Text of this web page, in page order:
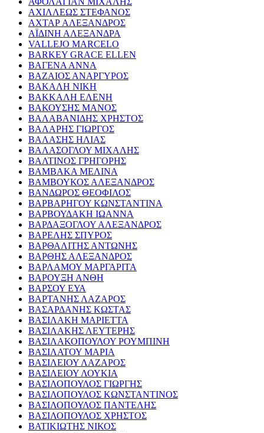
ΑΧΙΛΛΕΩΣ ΣΤΕΦΑΝΟΣ
ΑΧΤΑΡ ΑΛΕΞΑΝΔΡΟΣ
ΑΪΔΙΝΗ ΑΛΕΞΑΝΔΡΑ
VALLEJO MARCELO
BARKEY GRACE ELLEN
ΒΑΓΕΝΑ ΑΝΝΑ
ΒΑΖΑΙΟΣ ΑΝΑΡΓΥΡΟΣ
ΒΑΚΑΛΗ ΝΙΚΗ
ΒΑΚΚΑΛΗ ΕΛΕΝΗ
ΒΑΚΟΥΣΗΣ ΜΑΝΟΣ
ΒΑΛΑΒΑΝΙΔΗΣ ΧΡΗΣΤΟΣ
ΒΑΛΑΡΗΣ ΓΙΩΡΓΟΣ
ΒΑΛΑΣΗΣ ΗΛΙΑΣ
ΒΑΛΑΣΟΓΛΟΥ ΜΙΧΑΛΗΣ
ΒΑΛΤΙΝΟΣ ΓΡΗΓΟΡΗΣ
ΒΑΜΒΑΚΑ ΜΕΛΙΝΑ
ΒΑΜΒΟΥΚΟΣ ΑΛΕΞΑΝΔΡΟΣ
ΒΑΝΔΩΡΟΣ ΘΕΟΦΙΛΟΣ
ΒΑΡΒΑΡΗΓΟΥ ΚΩΝΣΤΑΝΤΙΝΑ
ΒΑΡΒΟΥΔΑΚΗ ΙΩΑΝΝΑ
ΒΑΡΔΑΞΟΓΛΟΥ ΑΛΕΞΑΝΔΡΟΣ
ΒΑΡΕΛΗΣ ΣΠΥΡΟΣ
ΒΑΡΘΑΛΙΤΗΣ ΑΝΤΩΝΗΣ
ΒΑΡΘΗΣ ΑΛΕΞΑΝΔΡΟΣ
ΒΑΡΛΑΜΟΥ ΜΑΡΓΑΡΙΤΑ
ΒΑΡΟΥΞΗ ΑΝΘΗ
ΒΑΡΣΟΥ ΕΥΑ
ΒΑΡΤΑΝΗΣ ΛΑΖΑΡΟΣ
ΒΑΣΑΡΔΑΝΗΣ ΚΩΣΤΑΣ
ΒΑΣΙΛΑΚΗ ΜΑΡΙΕΤΤΑ
ΒΑΣΙΛΑΚΗΣ ΛΕΥΤΕΡΗΣ
ΒΑΣΙΛΑΚΟΠΟΥΛΟΥ ΡΟΥΜΠΙΝΗ
ΒΑΣΙΛΑΤΟΥ ΜΑΡΙΑ
ΒΑΣΙΛΕΙΟΥ ΛΑΖΑΡΟΣ
ΒΑΣΙΛΕΙΟΥ ΛΟΥΚΙΑ
ΒΑΣΙΛΟΠΟΥΛΟΣ ΓΙΩΡΓΗΣ
ΒΑΣΙΛΟΠΟΥΛΟΣ ΚΩΝΣΤΑΝΤΙΝΟΣ
ΒΑΣΙΛΟΠΟΥΛΟΣ ΠΑΝΤΕΛΗΣ
ΒΑΣΙΛΟΠΟΥΛΟΣ ΧΡΗΣΤΟΣ
ΒΑΤΙΚΙΩΤΗΣ ΝΙΚΟΣ